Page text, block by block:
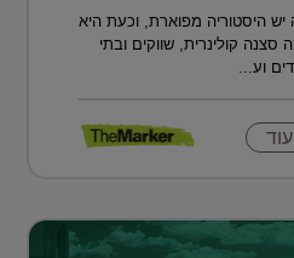
יש היסטוריה מפוארת, וכעת היא
קולינרית, שווקים ובתי
וע...